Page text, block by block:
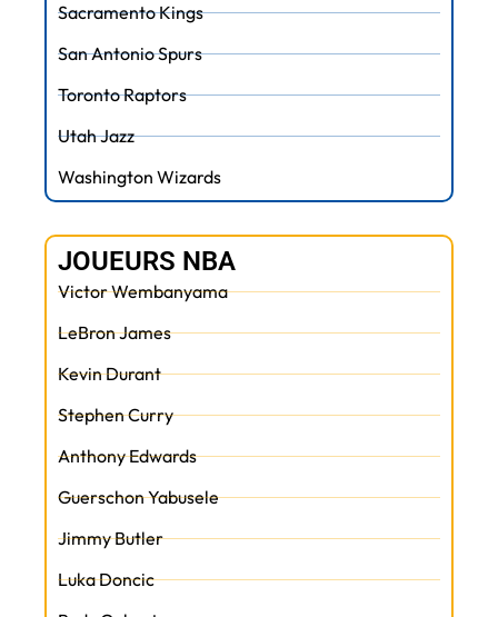
Sacramento Kings
San Antonio Spurs
Toronto Raptors
Utah Jazz
Washington Wizards
JOUEURS NBA
Victor Wembanyama
LeBron James
Kevin Durant
Stephen Curry
Anthony Edwards
Guerschon Yabusele
Jimmy Butler
Luka Doncic